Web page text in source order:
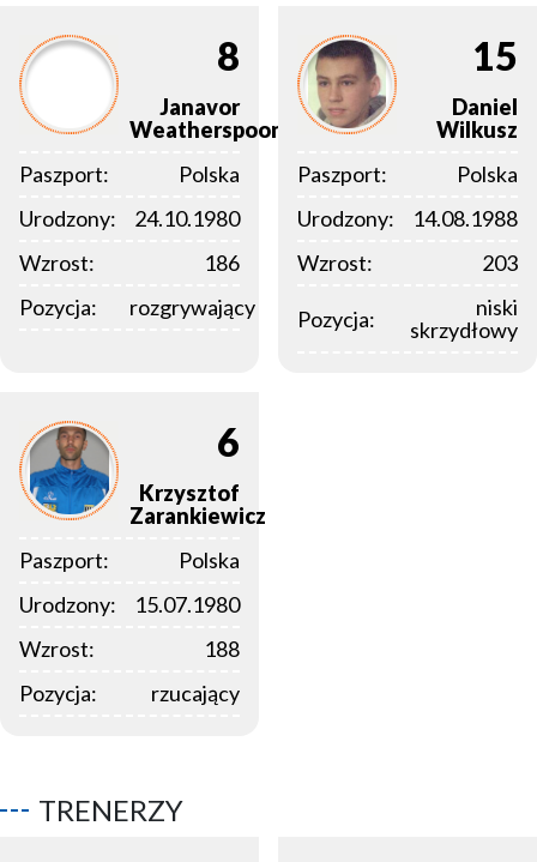
8
Janavor
Weatherspoon
Paszport:
Polska
Urodzony:
24.10.1980
Wzrost:
186
Pozycja:
rozgrywający
15
Daniel
Wilkusz
Paszport:
Polska
Urodzony:
14.08.1988
Wzrost:
203
Pozycja:
niski
skrzydłowy
6
Krzysztof
Zarankiewicz
Paszport:
Polska
Urodzony:
15.07.1980
Wzrost:
188
Pozycja:
rzucający
TRENERZY